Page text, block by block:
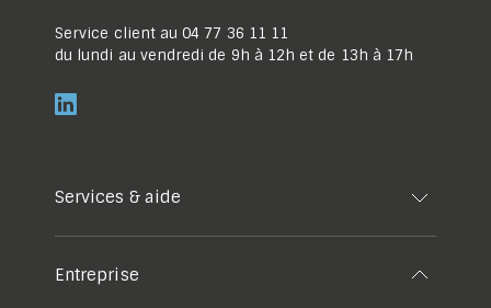
Service client au 04 77 36 11 11
du lundi au vendredi de 9h à 12h et de 13h à 17h
Services & aide
Entreprise